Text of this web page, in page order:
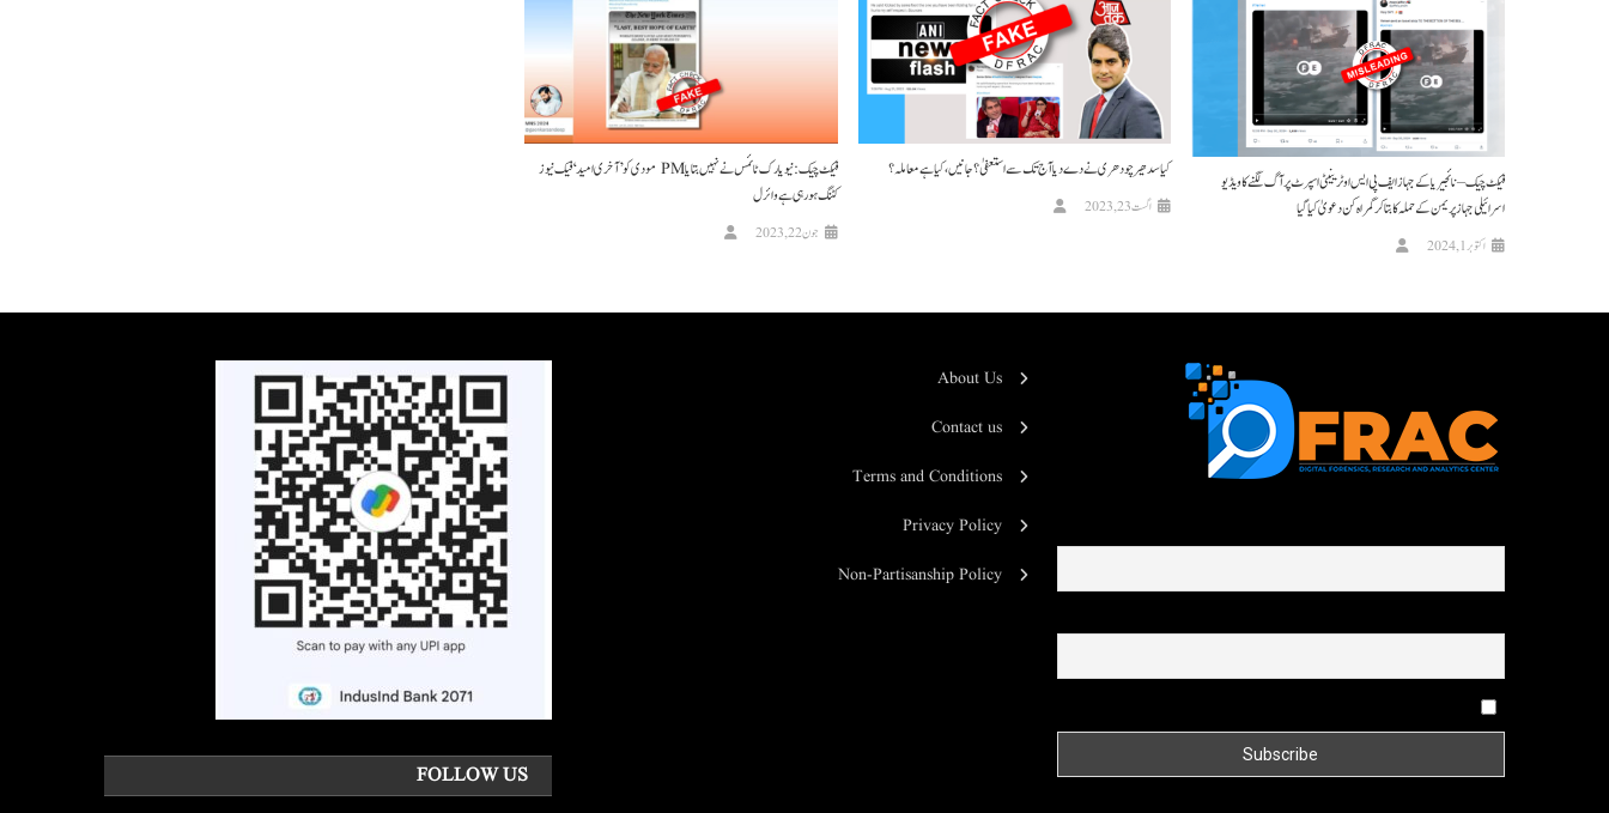
فیکٹ چیک – نائجیریا کے جہاز ایف پی ایس او ٹرینیٹی اسپرٹ پر آگ لگنے کا ویڈیو
اسرائیلی جہاز پر یمن کے حملہ کا بتاکرگمراہ کن دعویٰ کیا گیا
اکتوبر 1, 2024
کیا سدھیر چودھری نے دے دیا آج تک سے استعفیٰ؟ جانیں، کیا ہے معاملہ؟
اگست 23, 2023
فیکٹ چیک: نیو یارک ٹائمس نے نہیں بتایا PM مودی کو ’آخری امید‘ فیک نیوز
کٹنگ ہو رہی ہے وائرل
جون 22, 2023
About Us
Contact us
Terms and Conditions
Privacy Policy
Non-Partisanship Policy
FOLLOW US